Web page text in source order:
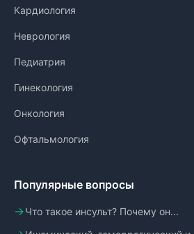
Кардиология
Неврология
Педиатрия
Гинекология
Онкология
Офтальмология
Популярные вопросы
Что такое инсульт? Почему он...